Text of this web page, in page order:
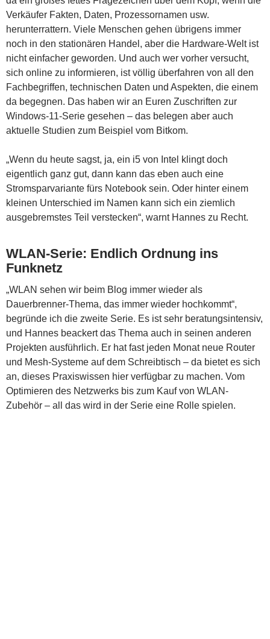
Verkäufer Fakten, Daten, Prozessornamen usw.
herunterrattern. Viele Menschen gehen übrigens immer
noch in den stationären Handel, aber die Hardware-Welt ist
nicht einfacher geworden. Und auch wer vorher versucht,
sich online zu informieren, ist völlig überfahren von all den
Fachbegriffen, technischen Daten und Aspekten, die einem
da begegnen. Das haben wir an Euren Zuschriften zur
Windows-11-Serie gesehen – das belegen aber auch
aktuelle Studien zum Beispiel vom Bitkom.
„Wenn du heute sagst, ja, ein i5 von Intel klingt doch
eigentlich ganz gut, dann kann das eben auch eine
Stromsparvariante fürs Notebook sein. Oder hinter einem
kleinen Unterschied im Namen kann sich ein ziemlich
ausgebremstes Teil verstecken“, warnt Hannes zu Recht.
WLAN-Serie: Endlich Ordnung ins
Funknetz
„WLAN sehen wir beim Blog immer wieder als
Dauerbrenner-Thema, das immer wieder hochkommt“,
begründe ich die zweite Serie. Es ist sehr beratungsintensiv,
und Hannes beackert das Thema auch in seinen anderen
Projekten ausführlich. Er hat fast jeden Monat neue Router
und Mesh-Systeme auf dem Schreibtisch – da bietet es sich
an, dieses Praxiswissen hier verfügbar zu machen. Vom
Optimieren des Netzwerks bis zum Kauf von WLAN-
Zubehör – all das wird in der Serie eine Rolle spielen.